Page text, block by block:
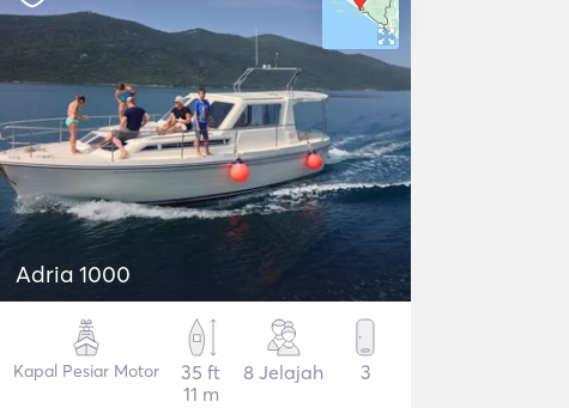
Adria 1000
Kapal Pesiar Motor
35 ft
11 m
8 Jelajah 3